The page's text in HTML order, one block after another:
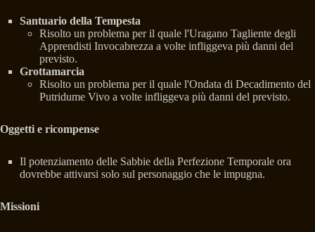
Santuario della Tempesta
Risolto un problema per il quale l'Uragano Tagliente degli
Apprendisti Invocabrezza a volte infliggeva più danni del
previsto.
Grottamarcia
Risolto un problema per il quale l'Ondata di Decadimento del
Putridume Vivo a volte infliggeva più danni del previsto.
Oggetti e ricompense
Il potenziamento delle Sabbie della Perfezione Temporale ora
dovrebbe attivarsi solo sul personaggio che le impugna.
Missioni